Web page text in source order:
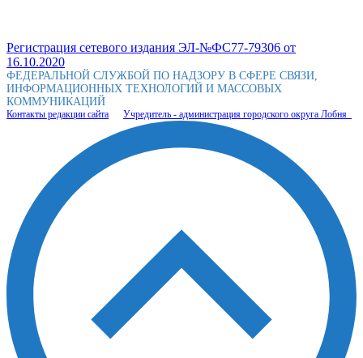
Регистрация сетевого издания ЭЛ-№ФС77-79306 от
16.10.2020
ФЕДЕРАЛЬНОЙ СЛУЖБОЙ ПО НАДЗОРУ В СФЕРЕ СВЯЗИ,
ИНФОРМАЦИОННЫХ ТЕХНОЛОГИЙ И МАССОВЫХ
КОММУНИКАЦИЙ
Контакты редакции сайта Учредитель - администрация городского округа Лобня